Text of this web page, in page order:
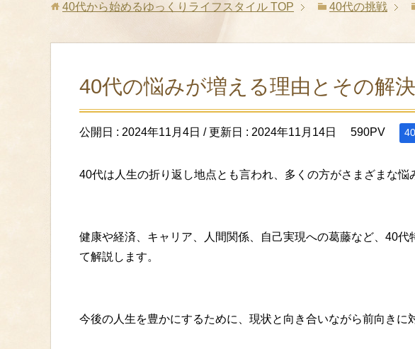
40代から始めるゆっくりライフスタイル TOP 40代の挑戦
40代の悩みが増える理由とその解
公開日 : 2024年11月4日 / 更新日 : 2024年11月14日 590PV
40代は人生の折り返し地点とも言われ、多くの方がさまざまな悩
健康や経済、キャリア、人間関係、自己実現への葛藤など、40代
て解説します。
今後の人生を豊かにするために、現状と向き合いながら前向きに